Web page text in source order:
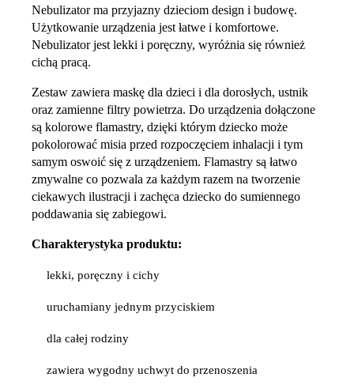
Nebulizator ma przyjazny dzieciom design i budowę.
Użytkowanie urządzenia jest łatwe i komfortowe.
Nebulizator jest lekki i poręczny, wyróżnia się również
cichą pracą.
Zestaw zawiera maskę dla dzieci i dla dorosłych, ustnik
oraz zamienne filtry powietrza. Do urządzenia dołączone
są kolorowe flamastry, dzięki którym dziecko może
pokolorować misia przed rozpoczęciem inhalacji i tym
samym oswoić się z urządzeniem. Flamastry są łatwo
zmywalne co pozwala za każdym razem na tworzenie
ciekawych ilustracji i zachęca dziecko do sumiennego
poddawania się zabiegowi.
Charakterystyka produktu:
lekki, poręczny i cichy
uruchamiany jednym przyciskiem
dla całej rodziny
zawiera wygodny uchwyt do przenoszenia